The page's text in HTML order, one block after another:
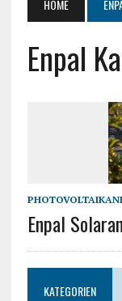
HOME
Enpal
Enpal
KATEGORIEN